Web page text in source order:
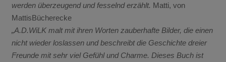
werden überzeugend und fesselnd erzählt. Matti, von
MattisBücherecke
„A.D.WiLK malt mit ihren Worten zauberhafte Bilder, die einen
nicht wieder loslassen und beschreibt die Geschichte dreier
Freunde mit sehr viel Gefühl und Charme. Dieses Buch ist